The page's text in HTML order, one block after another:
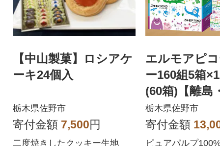
【中山製菓】ロシアケ
ーキ24個入
栃木県佐野市
寄付金額 7,500円
二度焼きしたクッキー生地
エルモアピ
ー160組5箱
(60箱)【離島
不可】
栃木県佐野市
寄付金額
ピュアパルプ